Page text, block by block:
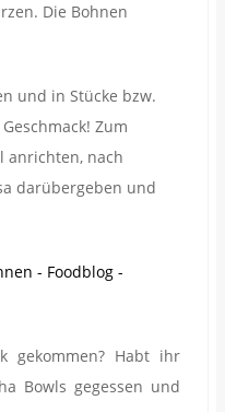
Die Bohnen
und in Stücke bzw.
Zum
anrichten, nach
darübergeben und
gekommen? Habt ihr
Bowls gegessen und